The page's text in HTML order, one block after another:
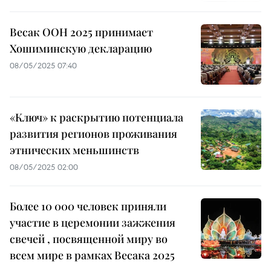
Весак ООН 2025 принимает
Хошиминскую декларацию
08/05/2025 07:40
«Ключ» к раскрытию потенциала
развития регионов проживания
этнических меньшинств
08/05/2025 02:00
Более 10 000 человек приняли
участие в церемонии зажжения
свечей , посвященной миру во
всем мире в рамках Весака 2025